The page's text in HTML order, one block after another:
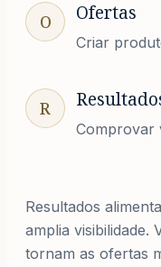
O Ofertas
Criar
R
Comprovar
Resultados
amplia visibilidade.
tornam as ofertas